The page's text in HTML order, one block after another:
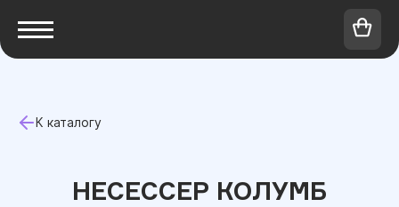
К каталогу
НЕСЕССЕР КОЛУМБ